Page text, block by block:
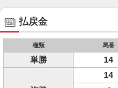
払戻金
種類 馬番
単勝 14
14